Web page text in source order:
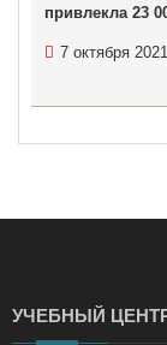
привлекла 23
7 октября 2021
УЧЕБНЫЙ